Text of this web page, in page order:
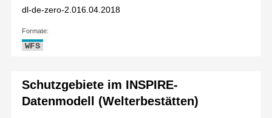
dl-de-zero-2.016.04.2018
Formate:
WFS
Schutzgebiete im INSPIRE-
Datenmodell (Welterbestätten)